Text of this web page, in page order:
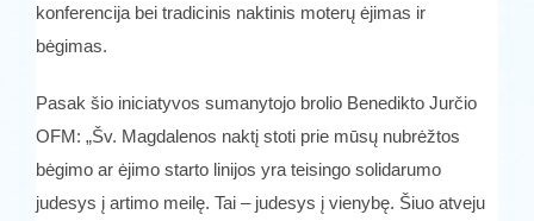
konferencija bei tradicinis naktinis moterų ėjimas ir
bėgimas.
Pasak šio iniciatyvos sumanytojo brolio Benedikto Jurčio
OFM: „Šv. Magdalenos naktį stoti prie mūsų nubrėžtos
bėgimo ar ėjimo starto linijos yra teisingo solidarumo
judesys į artimo meilę. Tai – judesys į vienybę. Šiuo atveju